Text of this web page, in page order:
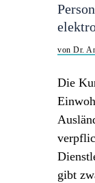
von Dr.
Die
gibt